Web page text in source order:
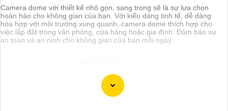
Camera dome với thiết kế nhỏ gọn, sang trọng sẽ là sự lựa chọn
hoàn hảo cho không gian của bạn. Với kiểu dáng tinh tế, dễ dàng
hòa hợp với môi trường xung quanh, camera dome thích hợp cho
việc lắp đặt trong văn phòng, cửa hàng hoặc gia đình. Đảm bảo sự
an toàn và an ninh cho không gian của bạn mỗi ngày.